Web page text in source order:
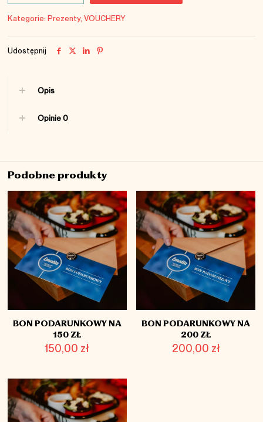
50
Kategorie: Prezenty, VOUCHERY
Udostępnij
Opis
Opinie 0
Podobne produkty
BON PODARUNKOWY NA
150 ZŁ
150,00 zł
BON PODARUNKOWY NA
200 ZŁ
200,00 zł